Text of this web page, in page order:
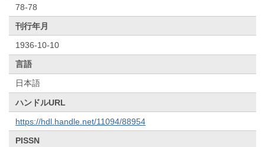
78-78
刊行年月
1936-10-10
言語
日本語
ハンドルURL
https://hdl.handle.net/11094/88954
PISSN